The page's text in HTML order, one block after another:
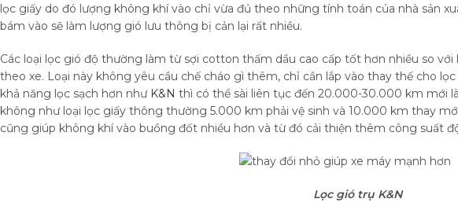
lọc giấy do đó lượng không khí vào chỉ vừa đủ theo những tính toán của nhà sản
bám vào sẽ làm lượng gió lưu thông bị cản lại rất nhiều.
Các loại lọc gió độ thường làm từ sợi cotton thấm dầu cao cấp tốt hơn nhiều so
theo xe. Loại này không yêu cầu chế cháo gì thêm, chỉ cần lắp vào thay thế cho
khả năng lọc sạch hơn như K&N thì có thể sài liên tục đến 20.000-30.000 km mới
không như loại lọc giấy thông thường 5.000 km phải vệ sinh và 10.000 km thay
cũng giúp không khí vào buồng đốt nhiều hơn và từ đó cải thiện thêm công suất
Lọc gió trụ K&N